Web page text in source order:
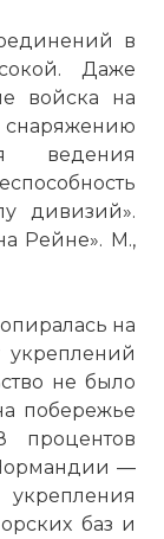
в
Даже
войска на
снаряжению
ведения
дивизий».
Рейне». М.,
на
укреплений
не было
побережье
процентов
—
баз и
от
A15 —
танк
военная
войны
на
модели -
с